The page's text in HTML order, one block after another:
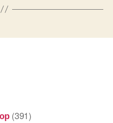
(391)